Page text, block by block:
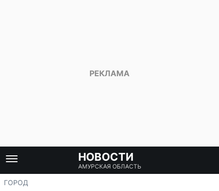
НОВОСТИ
АМУРСКАЯ ОБЛАСТЬ
ГОРОД